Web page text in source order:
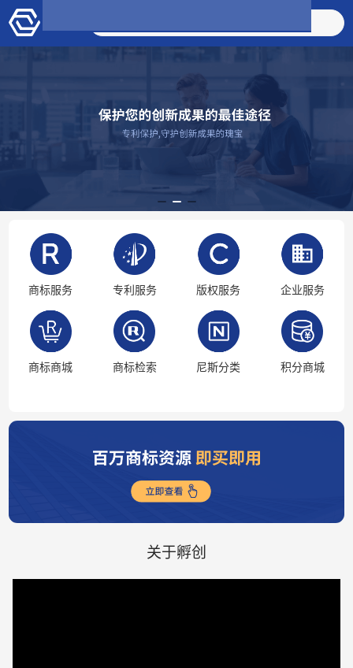
商标服务 专利服务 版权服务 企业服务
商标商城 商标检索 尼斯分类 积分商城
关于孵创